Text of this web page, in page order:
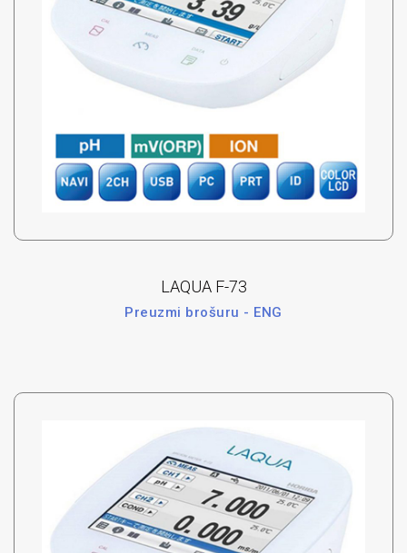
LAQUA F-73
Preuzmi brošuru - ENG